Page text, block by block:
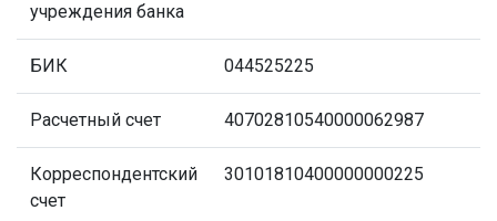
учреждения банка
БИК 044525225
Расчетный счет 40702810540000062987
Корреспондентский
счет
30101810400000000225